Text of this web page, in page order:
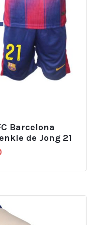
Barcelona
de Jong 21